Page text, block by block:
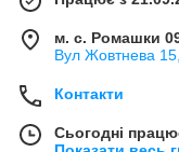
м. с. Ромашки
Вул Жовтнева
Контакти
Сьогодні